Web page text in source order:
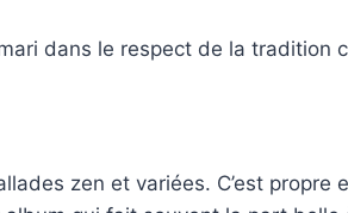
dans le respect de la tradition
zen et variées. C’est propre